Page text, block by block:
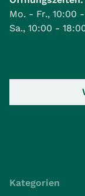
Mo. - Fr., 10:00
Sa., 10:00 -
Kategorien